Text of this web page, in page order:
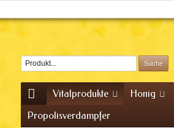
Vitalprodukte Honig
Propolisverdampfer